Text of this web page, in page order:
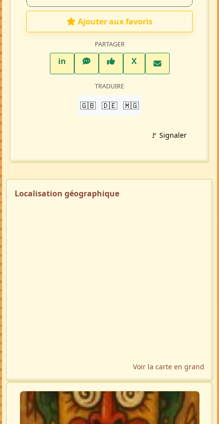
Ajouter aux favoris
PARTAGER
inLinkedInWhatsAppFacebook
XTwitter X
TRADUIRE
🇬🇧 🇩🇪 🇲🇬
🚩 Signaler
Localisation géographique
Voir la carte en grand